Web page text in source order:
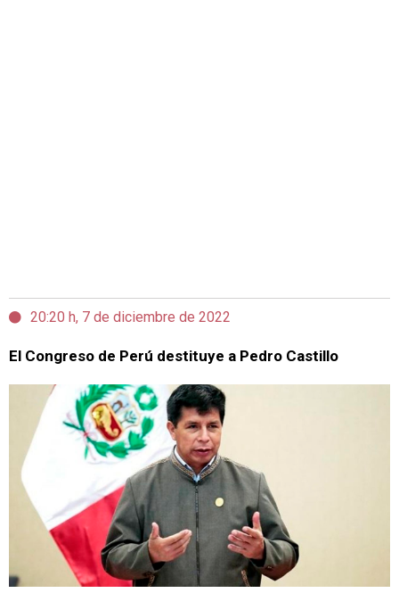
20:20 h, 7 de diciembre de 2022
El Congreso de Perú destituye a Pedro Castillo